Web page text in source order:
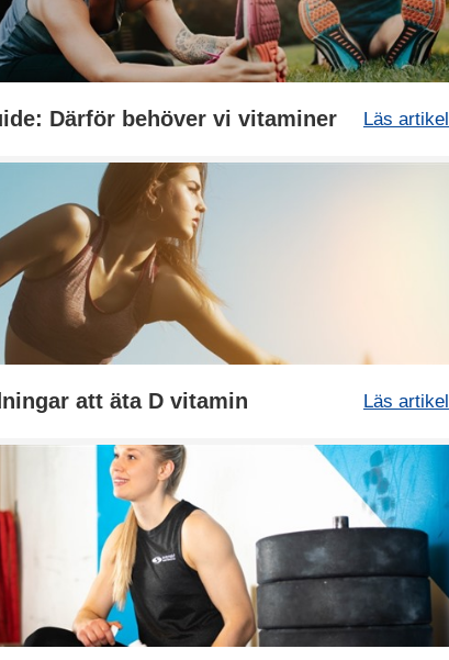
Därför behöver vi vitaminer Läs artikel
att äta D vitamin Läs artikel